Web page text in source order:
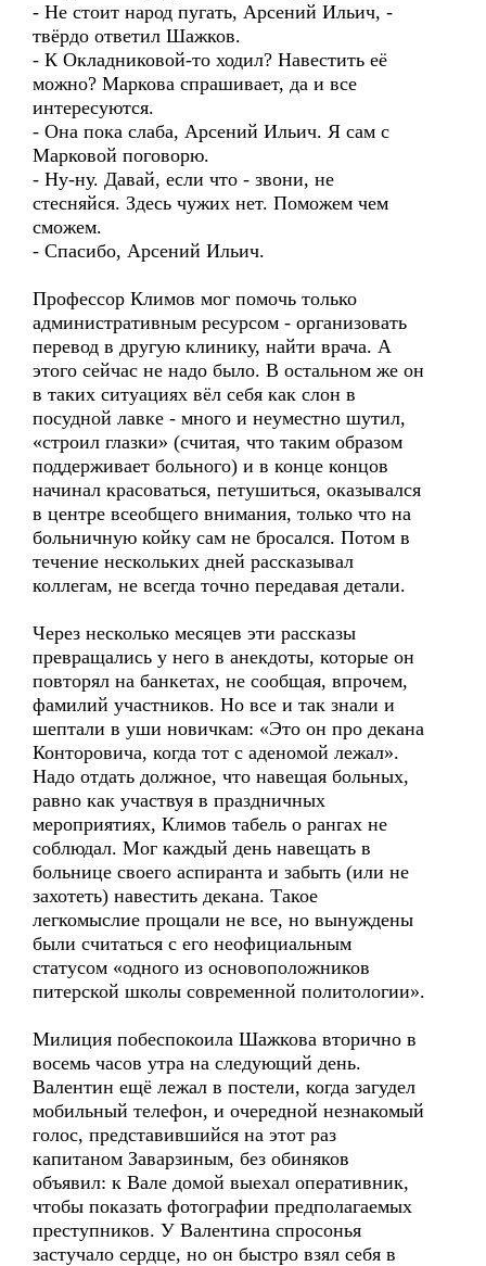
- Не стоит народ пугать, Арсений Ильич, -
твёрдо ответил Шажков.
- К Окладниковой-то ходил? Навестить её
можно? Маркова спрашивает, да и все
интересуются.
- Она пока слаба, Арсений Ильич. Я сам с
Марковой поговорю.
- Ну-ну. Давай, если что - звони, не
стесняйся. Здесь чужих нет. Поможем чем
сможем.
- Спасибо, Арсений Ильич.
Профессор Климов мог помочь только
административным ресурсом - организовать
перевод в другую клинику, найти врача. А
этого сейчас не надо было. В остальном же он
в таких ситуациях вёл себя как слон в
посудной лавке - много и неуместно шутил,
«строил глазки» (считая, что таким образом
поддерживает больного) и в конце концов
начинал красоваться, петушиться, оказывался
в центре всеобщего внимания, только что на
больничную койку сам не бросался. Потом в
течение нескольких дней рассказывал
коллегам, не всегда точно передавая детали.
Через несколько месяцев эти рассказы
превращались у него в анекдоты, которые он
повторял на банкетах, не сообщая, впрочем,
фамилий участников. Но все и так знали и
шептали в уши новичкам: «Это он про декана
Конторовича, когда тот с аденомой лежал».
Надо отдать должное, что навещая больных,
равно как участвуя в праздничных
мероприятиях, Климов табель о рангах не
соблюдал. Мог каждый день навещать в
больнице своего аспиранта и забыть (или не
захотеть) навестить декана. Такое
легкомыслие прощали не все, но вынуждены
были считаться с его неофициальным
статусом «одного из основоположников
питерской школы современной политологии».
Милиция побеспокоила Шажкова вторично в
восемь часов утра на следующий день.
Валентин ещё лежал в постели, когда загудел
мобильный телефон, и очередной незнакомый
голос, представившийся на этот раз
капитаном Заварзиным, без обиняков
объявил: к Вале домой выехал оперативник,
чтобы показать фотографии предполагаемых
преступников. У Валентина спросонья
застучало сердце, но он быстро взял себя в